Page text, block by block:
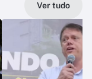
Ver tudo